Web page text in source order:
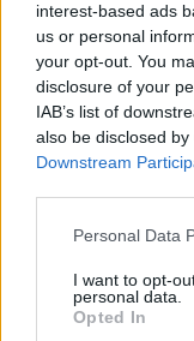
interest-based ads
us or personal
your opt-out. You
disclosure of your
IAB’s list of
also be disclosed
Downstream
Please note that
not limited to your
grant or deny
use your data for
Personal Data
I want to opt-
personal data.
Opted In
Σύμφωνα με τις
πυρετό, σύγχυση
δυσχέρεια στις
νοσηλεία. Η
προβλήματαυγείας
εικόνα της
πάντως
αυξημένος
τουλάχιστον προς